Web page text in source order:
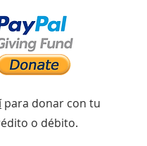
para donar con tu
o débito.